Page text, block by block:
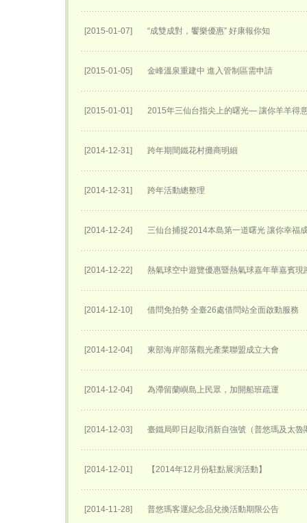
[2015-01-07] “成雙成對，饗樂優惠” 好康報你知
[2015-01-05] 金峰溫泉重建中 進入管制區需申請
[2015-01-01] 2015年三仙台指尖上的曙光— 讓你羊羊得
[2014-12-31] 跨年期間鐵花村攤商明細
[2014-12-31] 跨年活動總整理
[2014-12-24] 三仙台捕捉2014本島第一道曙光 讓你幸福
[2014-12-22] 熱氣球空中遊覽優惠暨熱氣球嘉年華嘉賓現
[2014-12-10] 借問免拍勢 全臺26處借問站全面啟動服務
[2014-12-04] 東部海岸部落觀光產業聯盟成立大會
[2014-12-04] 為滯留蘭嶼島上民眾，加開船班疏運
[2014-12-03] 臺鐵局即日起取消新自強號（普悠瑪及太
[2014-12-01] 【2014年12月份駐點展演活動】
[2014-11-28] 普悠瑪客運紀念品兌換活動期限公告